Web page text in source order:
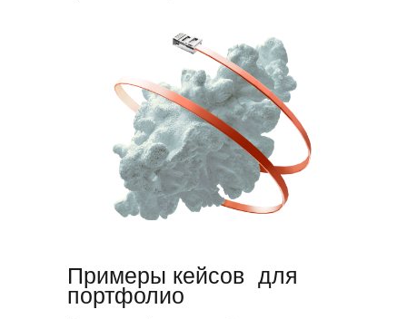
Примеры кейсов для
портфолио